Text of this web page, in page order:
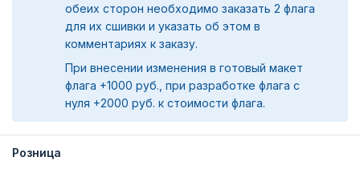
обеих сторон необходимо заказать 2 флага
для их сшивки и указать об этом в
комментариях к заказу.
При внесении изменения в готовый макет
флага +1000 руб., при разработке флага с
нуля +2000 руб. к стоимости флага.
Розница